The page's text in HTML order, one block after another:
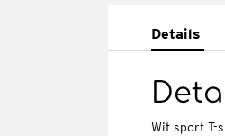
Details
Wit sport T-